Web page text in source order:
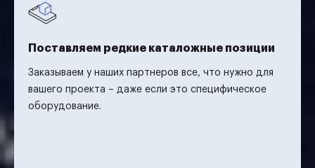
Поставляем редкие каталожные позиции
Заказываем у наших партнеров все, что нужно для
вашего проекта – даже если это специфическое
оборудование.